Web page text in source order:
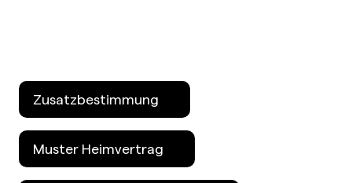
Zusatzbestimmung
Muster Heimvertrag